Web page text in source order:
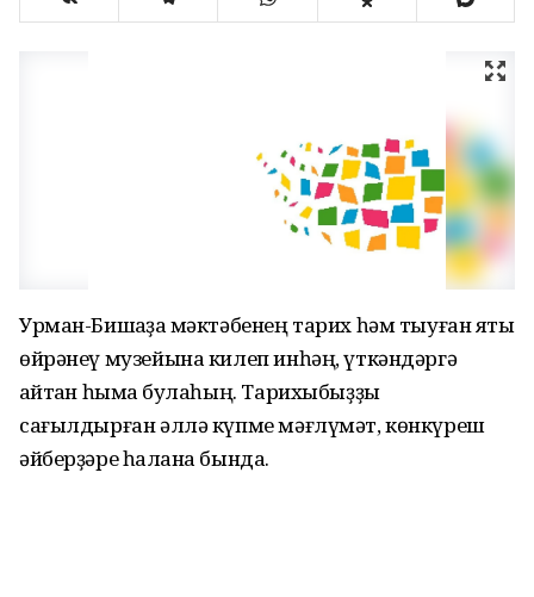
Урман-Бишҡаҙаҡ мәктәбенең тарих һәм тыуған яҡты
өйрәнеү музейына килеп инһәң, үткәндәргә
ҡайтҡан һымаҡ булаһың. Тарихыбыҙҙы
сағылдырған әллә күпме мәғлүмәт, көнкүреш
әйберҙәре һаҡлана бында.